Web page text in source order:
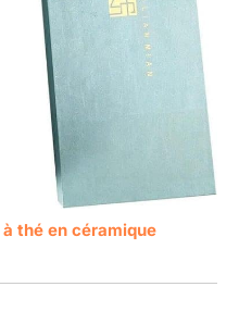
thé en céramique